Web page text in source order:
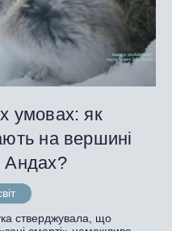
умовах: як
на вершині
Андах?
стверджувала, що